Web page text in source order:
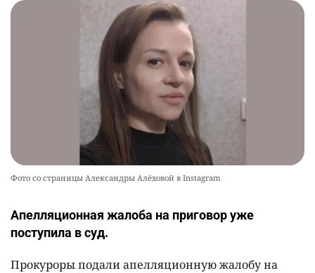
Фото со страницы Александры Алёховой в Instagram
Апелляционная жалоба на приговор уже
поступила в суд.
Прокуроры подали апелляционную жалобу на